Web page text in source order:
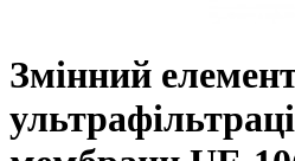
Змінний